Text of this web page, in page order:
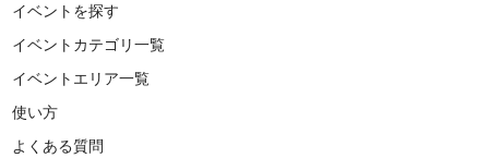
イベントを探す
イベントカテゴリ一覧
イベントエリア一覧
使い方
よくある質問